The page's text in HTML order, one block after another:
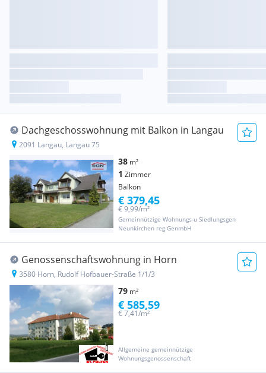
Dachgeschosswohnung mit Balkon in Langau
2091 Langau, Langau 75
38 m²
1 Zimmer
Balkon
Gemeinnützige Wohnungs-u Siedlungsgen
Neunkirchen reg GenmbH
€ 9,99/m²
€ 379,45
Genossenschaftswohnung in Horn
3580 Horn, Rudolf Hofbauer-Straße 1/1/3
79 m²
Allgemeine gemeinnützige
Wohnungsgenossenschaft
€ 7,41/m²
€ 585,59